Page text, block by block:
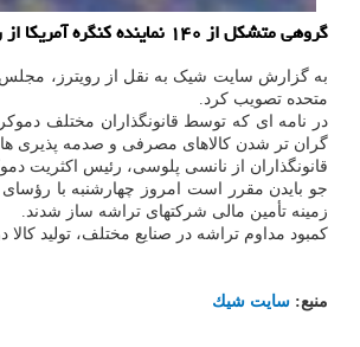
گروهی متشکل از ۱۴۰ نماینده کنگره آمریکا از رهبران کنگره خواستند تا هر چه سریع تر برای اختصاص بودجه ۵۲ میلیارد دلاری برای تسریع تولید انواع تراشه و نیمه هادی اقدام نمایند.
متحده تصویب کرد.
در نامه ای که توسط قانونگذاران مختلف
گران تر شدن کالاهای مصرفی و صدمه پذیری
قانونگذاران از نانسی پلوسی، رئیس اکثریت
زمینه تأمین مالی شرکتهای تراشه ساز شدند.
کمبود مداوم تراشه در صنایع مختلف، تولید
منبع: سایت شیك